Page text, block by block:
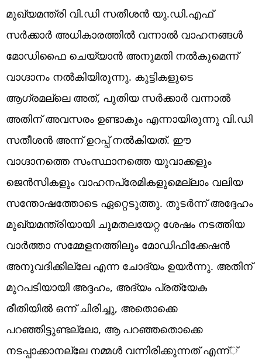
മുഖ്യമന്ത്രി വി.ഡി സതീശന്‍ യു.ഡി.എഫ്
സര്‍ക്കാര്‍ അധികാരത്തില്‍ വന്നാല്‍ വാഹനങ്ങള്‍
മോഡിഫൈ ചെയ്യാന്‍ അനുമതി നല്‍കുമെന്ന്
വാഗ്ദാനം നല്‍കിയിരുന്നു. കുട്ടികളുടെ
ആഗ്രമല്ലെ അത്, പുതിയ സര്‍ക്കാര്‍ വന്നാല്‍
അതിന് അവസരം ഉണ്ടാകും എന്നായിരുന്നു വി.ഡി
സതീശന്‍ അന്ന് ഉറപ്പ് നല്‍കിയത്. ഈ
വാഗ്ദാനത്തെ സംസ്ഥാനത്തെ യുവാക്കളും
ജെന്‍സികളും വാഹനപ്രേമികളുമെല്ലാം വലിയ
സന്തോഷത്തോടെ ഏറ്റെടുത്തു. തുടര്‍ന്ന് അദ്ദേഹം
മുഖ്യമന്ത്രിയായി ചുമതലയേറ്റ ശേഷം നടത്തിയ
വാര്‍ത്താ സമ്മേളനത്തിലും മോഡിഫിക്കേഷന്‍
അനുവദിക്കില്ലേ എന്ന ചോദ്യം ഉയര്‍ന്നു. അതിന്
മുറപടിയായി അദ്ദഹം, അദ്യം പ്രത്യേക
രീതിയില്‍ ഒന്ന് ചിരിച്ചു, അതൊക്കെ
പറഞ്ഞിട്ടുണ്ടല്ലോ, ആ പറഞ്ഞതൊക്കെ
നടപ്പാക്കാനല്ലേ നമ്മള്‍ വന്നിരിക്കുന്നത് എന്ന്്